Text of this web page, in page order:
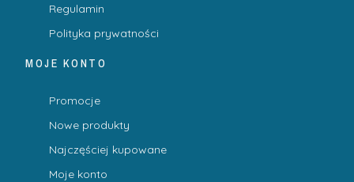
Regulamin
Polityka prywatności
MOJE KONTO
Promocje
Nowe produkty
Najczęściej kupowane
Moje konto